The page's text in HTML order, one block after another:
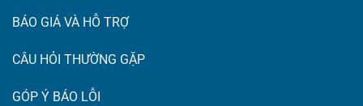
BÁO GIÁ VÀ HỖ TRỢ
CÂU HỎI THƯỜNG GẶP
GÓP Ý BÁO LỖI